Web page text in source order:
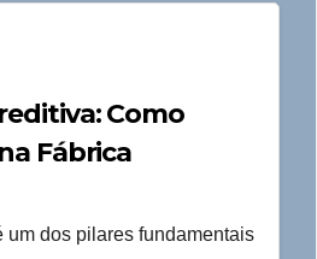
Como
Fábrica
um dos pilares fundamentais